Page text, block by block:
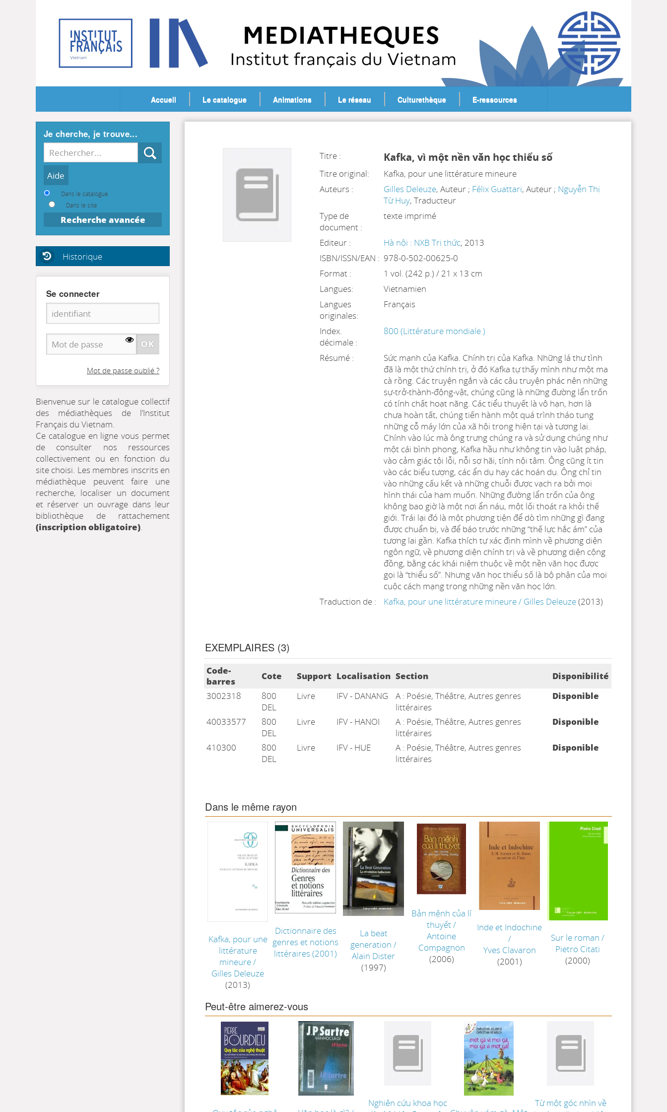
Accueil Le catalogue Animations Le réseau Culturethèque E-ressources
Titre : Kafka, vì một nền văn học thiểu số
Titre original:
Kafka, pour une littérature mineure
Auteurs :
Gilles Deleuze, Auteur ; Félix Guattari, Auteur ; Nguyễn Thị
Từ Huy, Traducteur
Type de
document :
texte imprimé
Editeur : Hà nội : NXB Tri thức, 2013
ISBN/ISSN/EAN : 978-0-502-00625-0
Format :
1 vol. (242 p.) / 21 x 13 cm
Langues:
Vietnamien
Langues
originales:
Français
Index.
décimale :
800 (Littérature mondiale.)
Résumé :
Sức mạnh của Kafka. Chính trị của Kafka. Những lá thư tình
đã là một thứ chính trị, ở đó Kafka tự thấy mình như một ma
cà rồng. Các truyện ngắn và các câu truyện phác nên những
sự-trở-thành-động-vật, chúng cũng là những đường lẩn trốn
có tính chất hoạt năng. Các tiểu thuyết là vô hạn, hơn là
chưa hoàn tất, chúng tiến hành một quá trình tháo tung
những cỗ máy lớn của xã hội trong hiện tại và tương lai.
Chính vào lúc mà ông trưng chúng ra và sử dụng chúng như
một cái bình phong, Kafka hầu như không tin vào luật pháp,
vào cảm giác tội lỗi, nỗi sợ hãi, tính nội tâm. Ông cũng ít tin
vào các biểu tượng, các ẩn dụ hay các hoán dụ. Ông chỉ tin
vào những cấu kết và những chuỗi được vạch ra bởi mọi
hình thái của ham muốn. Những đường lẩn trốn của ông
không bao giờ là một nơi ẩn náu, một lối thoát ra khỏi thế
giới. Trái lại đó là một phương tiện để dò tìm những gì đang
được chuẩn bị, và để báo trước những “thế lực hắc ám” của
tương lai gần. Kafka thích tự xác định mình về phương diện
ngôn ngữ, về phương diện chính trị và về phương diện cộng
đồng, bằng các khái niệm thuộc về một nền văn học được
gọi là “thiểu số”. Nhưng văn học thiểu số là bộ phận của mọi
cuộc cách mạng trong những nền văn học lớn.
Traduction de :
Kafka, pour une littérature mineure/ Gilles Deleuze(2013)
EXEMPLAIRES (3)
Liste des exemplaires
Code-
barres
Cote Support Localisation Section
Disponibilité
3002318
800
DEL
Livre IFV - DANANG
A : Poésie, Théâtre, Autres genres
littéraires
Disponible
40033577
800
DEL
Livre IFV - HANOI
A : Poésie, Théâtre, Autres genres
littéraires
Disponible
410300
800
DEL
Livre IFV - HUE
A : Poésie, Théâtre, Autres genres
littéraires
Disponible
Dans le même rayon
Kafka, pour une
littérature
mineure/
Gilles Deleuze
(2013)
Dictionnaire des
genres et notions
littéraires (2001)
La beat
generation /
Alain Dister
(1997)
Bản mệnh của lí
thuyết/
Antoine
Compagnon
(2006)
Inde et Indochine
/
Yves Clavaron
(2001)
Sur le roman /
Pietro Citati
(2000)
Peut-être aimerez-vous
Nghiên cứu khoa học
Từ một góc nhìn về
Je cherche, je trouve...
Recherche
Dans le catalogue
Dans le site
Recherche avancée
Historique
Se connecter
Mot de passe oublié ?
Bienvenue sur le catalogue collectif
des médiathèques de l’Institut
Français du Vietnam.
Ce catalogue en ligne vous permet
de consulter nos ressources
collectivement ou en fonction du
site choisi. Les membres inscrits en
médiathèque peuvent faire une
recherche, localiser un document
et réserver un ouvrage dans leur
bibliothèque de rattachement
(inscription obligatoire).